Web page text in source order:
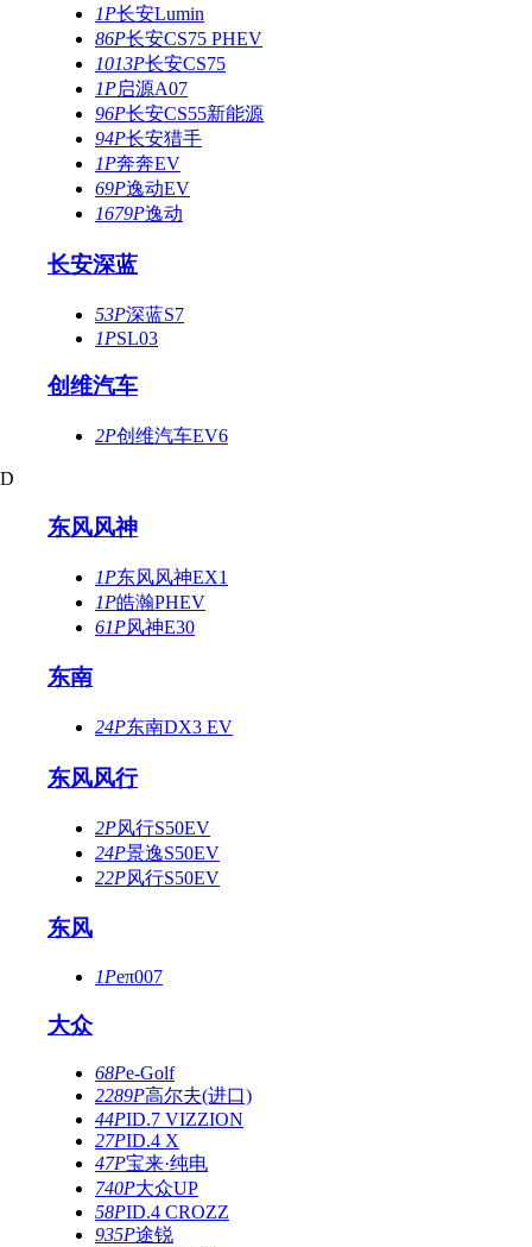
1P长安Lumin
86P长安CS75 PHEV
1013P长安CS75
1P启源A07
96P长安CS55新能源
94P长安猎手
1P奔奔EV
69P逸动EV
1679P逸动
长安深蓝
53P深蓝S7
1PSL03
创维汽车
2P创维汽车EV6
D
东风风神
1P东风风神EX1
1P皓瀚PHEV
61P风神E30
东南
24P东南DX3 EV
东风风行
2P风行S50EV
24P景逸S50EV
22P风行S50EV
东风
1Peπ007
大众
68Pe-Golf
2289P高尔夫(进口)
44PID.7 VIZZION
27PID.4 X
47P宝来·纯电
740P大众UP
58PID.4 CROZZ
935P途锐